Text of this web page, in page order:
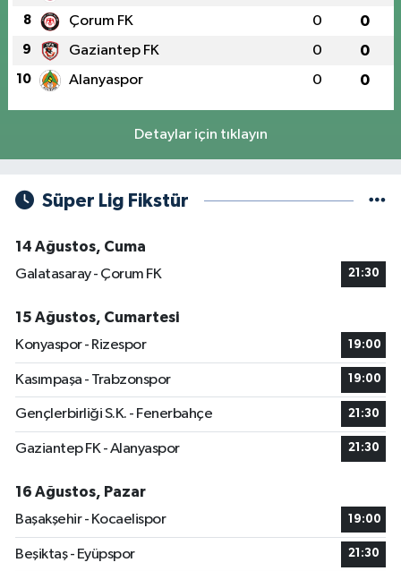
8 Çorum FK 0 0
9 Gaziantep FK 0 0
10 Alanyaspor 0 0
Detaylar için tıklayın
Süper Lig Fikstür
14 Ağustos, Cuma
Galatasaray - Çorum FK
21:30
15 Ağustos, Cumartesi
Konyaspor - Rizespor
19:00
Kasımpaşa - Trabzonspor 19:00
Gençlerbirliği S.K. - Fenerbahçe 21:30
Gaziantep FK - Alanyaspor 21:30
16 Ağustos, Pazar
Başakşehir - Kocaelispor
19:00
Beşiktaş - Eyüpspor 21:30